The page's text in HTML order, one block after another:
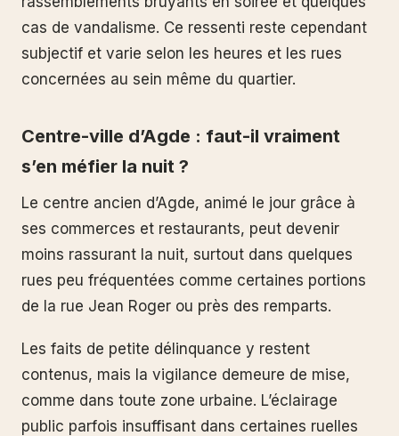
cas de vandalisme. Ce ressenti reste cependant
subjectif et varie selon les heures et les rues
concernées au sein même du quartier.
Centre-ville d’Agde : faut-il vraiment
s’en méfier la nuit ?
Le centre ancien d’Agde, animé le jour grâce à
ses commerces et restaurants, peut devenir
moins rassurant la nuit, surtout dans quelques
rues peu fréquentées comme certaines portions
de la rue Jean Roger ou près des remparts.
Les faits de petite délinquance y restent
contenus, mais la vigilance demeure de mise,
comme dans toute zone urbaine. L’éclairage
public parfois insuffisant dans certaines ruelles